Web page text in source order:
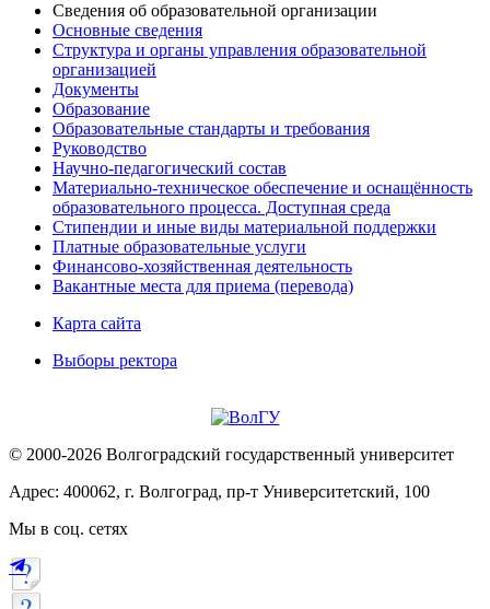
Сведения об образовательной организации
Основные сведения
Структура и органы управления образовательной
организацией
Документы
Образование
Образовательные стандарты и требования
Руководство
Научно-педагогический состав
Материально-техническое обеспечение и оснащённость
образовательного процесса. Доступная среда
Стипендии и иные виды материальной поддержки
Платные образовательные услуги
Финансово-хозяйственная деятельность
Вакантные места для приема (перевода)
Карта сайта
Выборы ректора
© 2000-2026 Волгоградский государственный университет
Адрес: 400062, г. Волгоград, пр-т Университетский, 100
Мы в соц. сетях